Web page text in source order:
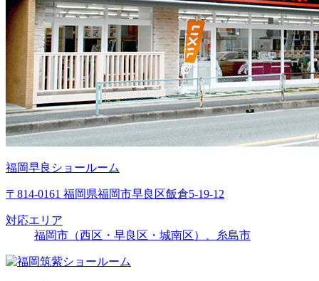
福岡早良ショールーム
〒814-0161 福岡県福岡市早良区飯倉5-19-12
対応エリア
福岡市（西区・早良区・城南区）、糸島市